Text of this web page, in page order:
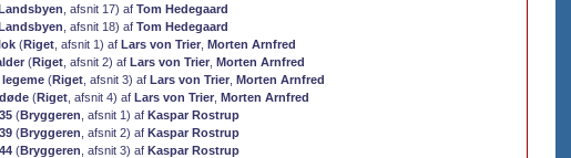
, afsnit 17) af Tom Hedegaard
, afsnit 18) af Tom Hedegaard
(Riget , afsnit 1) af Lars von Trier Morten Arnfred
(Riget , afsnit 2) af Lars von Trier Morten Arnfred
(Riget , afsnit 3) af Lars von Trier Morten Arnfred
(Riget , afsnit 4) af Lars von Trier Morten Arnfred
(Bryggeren , afsnit 1) af Kaspar Rostrup
(Bryggeren , afsnit 2) af Kaspar Rostrup
(Bryggeren , afsnit 3) af Kaspar Rostrup